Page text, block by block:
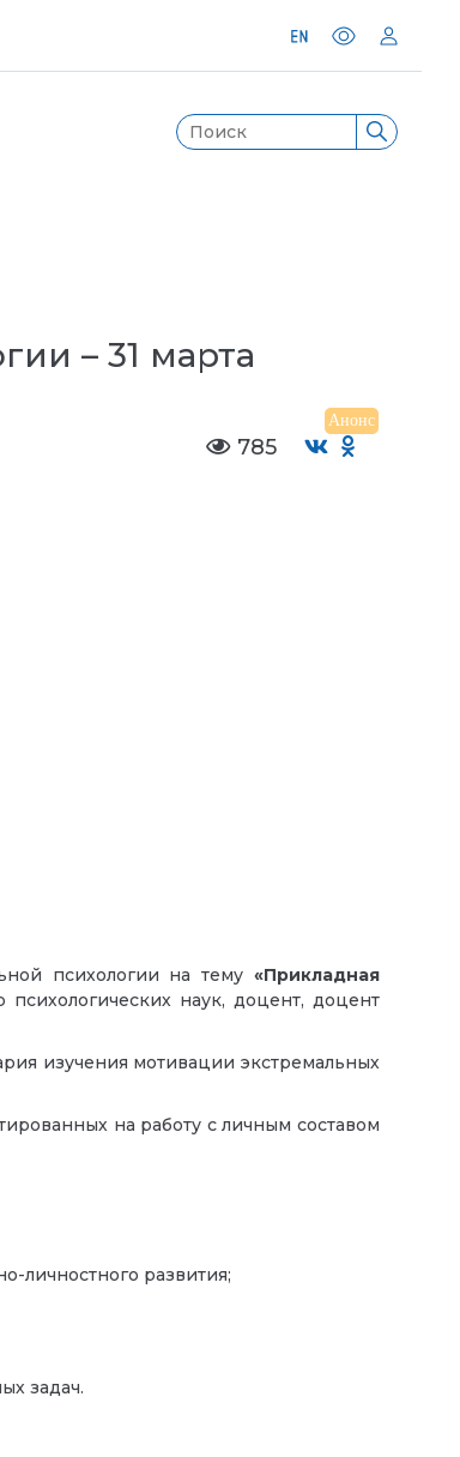
– 31 марта
Анонс
785
психологии на тему «Прикладная
психологических наук, доцент, доцент
изучения мотивации экстремальных
на работу с личным составом
личностного развития;
задач.